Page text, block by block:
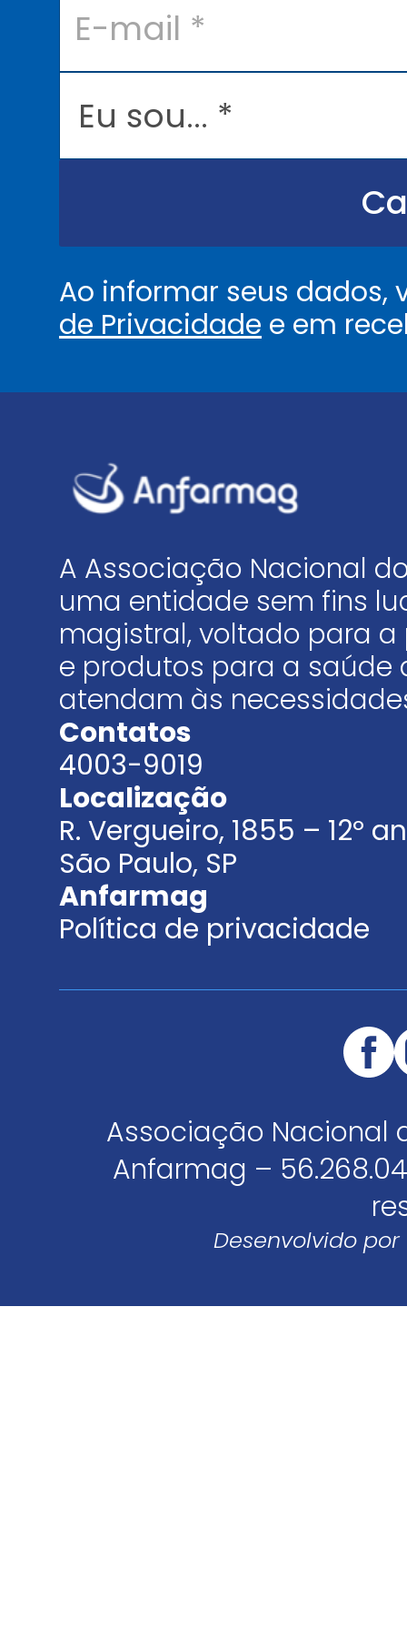
lE
.
Ao informar seus
de Privacidade e em
A Associação Nacional
uma entidade sem fins
magistral, voltado para
e produtos para a saúde
atendam às
Contatos
4003-9019
Localização
R. Vergueiro, 1855 – 12º
São Paulo, SP
Anfarmag
Política de privacidade
Associação Nacional
Anfarmag –
Desenvolvido por